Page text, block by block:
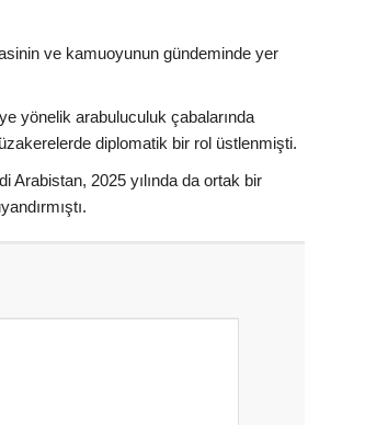
ve kamuoyunun gündeminde yer
yönelik arabuluculuk çabalarında
diplomatik bir rol üstlenmişti.
2025 yılında da ortak bir